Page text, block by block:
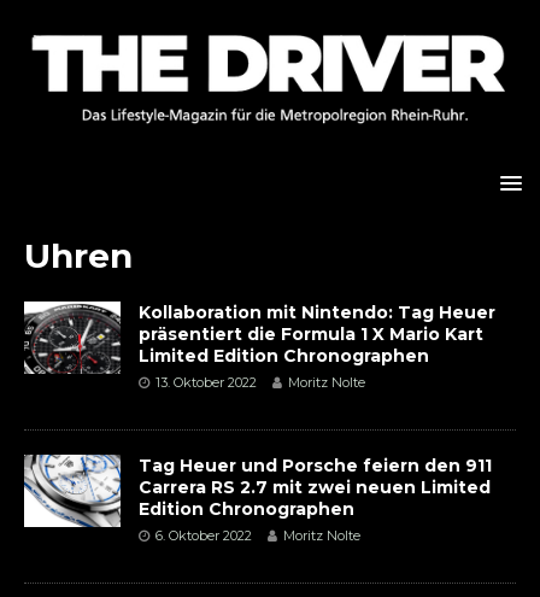
Uhren
Kollaboration mit Nintendo: Tag Heuer
präsentiert die Formula 1 X Mario Kart
Limited Edition Chronographen
13. Oktober 2022 Moritz Nolte
Tag Heuer und Porsche feiern den 911
Carrera RS 2.7 mit zwei neuen Limited
Edition Chronographen
6. Oktober 2022 Moritz Nolte